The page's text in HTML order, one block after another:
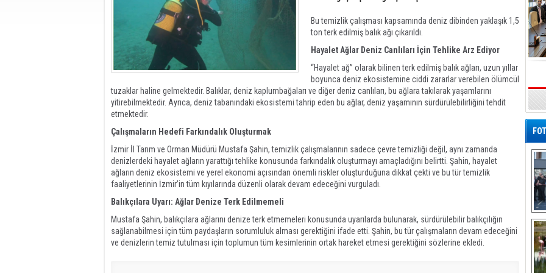
Bu temizlik çalışması kapsamında deniz dibinden yaklaşık 1,5
ton terk edilmiş balık ağı çıkarıldı.
Hayalet Ağlar Deniz Canlıları İçin Tehlike Arz Ediyor
“Hayalet ağ” olarak bilinen terk edilmiş balık ağları, uzun yıllar
boyunca deniz ekosistemine ciddi zararlar verebilen ölümcül
tuzaklar haline gelmektedir. Balıklar, deniz kaplumbağaları ve diğer deniz canlıları, bu ağlara takılarak yaşamlarını
yitirebilmektedir. Ayrıca, deniz tabanındaki ekosistemi tahrip eden bu ağlar, deniz yaşamının sürdürülebilirliğini tehdit
etmektedir.
Çalışmaların Hedefi Farkındalık Oluşturmak
İzmir İl Tarım ve Orman Müdürü Mustafa Şahin, temizlik çalışmalarının sadece çevre temizliği değil, aynı zamanda
denizlerdeki hayalet ağların yarattığı tehlike konusunda farkındalık oluşturmayı amaçladığını belirtti. Şahin, hayalet
ağların deniz ekosistemi ve yerel ekonomi açısından önemli riskler oluşturduğuna dikkat çekti ve bu tür temizlik
faaliyetlerinin İzmir’in tüm kıyılarında düzenli olarak devam edeceğini vurguladı.
Balıkçılara Uyarı: Ağlar Denize Terk Edilmemeli
Mustafa Şahin, balıkçılara ağlarını denize terk etmemeleri konusunda uyarılarda bulunarak, sürdürülebilir balıkçılığın
sağlanabilmesi için tüm paydaşların sorumluluk alması gerektiğini ifade etti. Şahin, bu tür çalışmaların devam edeceğini
ve denizlerin temiz tutulması için toplumun tüm kesimlerinin ortak hareket etmesi gerektiğini sözlerine ekledi.